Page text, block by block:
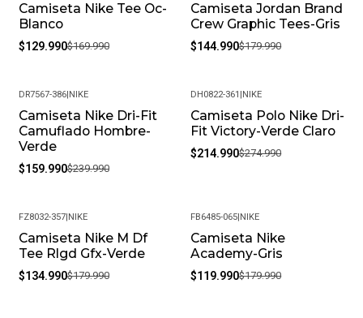
-24%
Camiseta Nike Tee Oc-
Blanco
$129.990$169.990
-19%
Camiseta Jordan Brand
Crew Graphic Tees-Gris
$144.990$179.990
-33%
DR7567-386| NIKE
Camiseta Nike Dri-Fit
Camuflado Hombre-
Verde
$159.990$239.990
-22%
DH0822-361 NIKE
Camiseta Polo Nike Dri-
Fit Victory-Verde Claro
$214.990$274.990
-25%
FZ8032-357| NIKE
Camiseta Nike M Df
Tee Rlgd Gfx-Verde
$134.990$179.990
-33%
FB6485-065 NIKE
Camiseta Nike
Academy-Gris
$119.990$179.990